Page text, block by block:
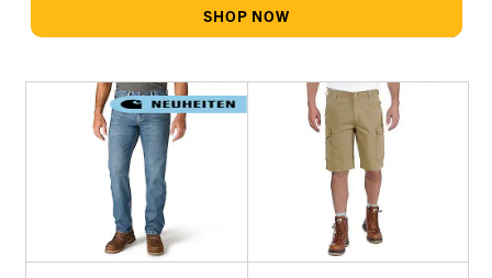
SHOP NOW